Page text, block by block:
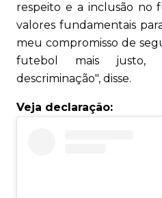
respeito e a inclusão no
valores fundamentais
meu compromisso de
futebol mais
descriminação", disse.
Veja declaração: